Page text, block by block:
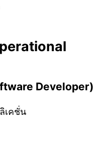
Developer)
เคชั่น